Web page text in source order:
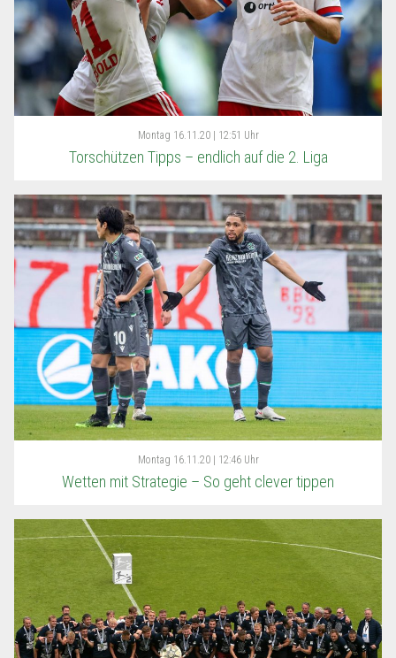
Montag 16.11.20 | 12:51 Uhr
Torschützen Tipps – endlich auf die 2. Liga
Montag 16.11.20 | 12:46 Uhr
Wetten mit Strategie – So geht clever tippen